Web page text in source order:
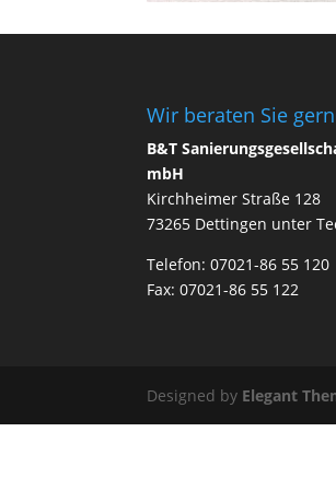
Wir beraten Sie
B&T
mbH
Kirchheimer Straße 128
73265 Dettingen unter
Telefon: 07021-86 55 120
Fax: 07021-86 55 122
Designed by Elegant